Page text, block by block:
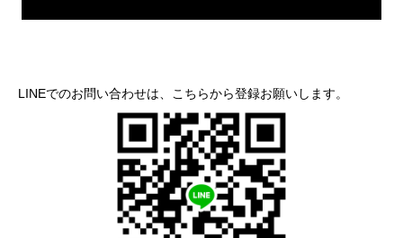
LINEでのお問い合わせは、こちらから登録お願いします。